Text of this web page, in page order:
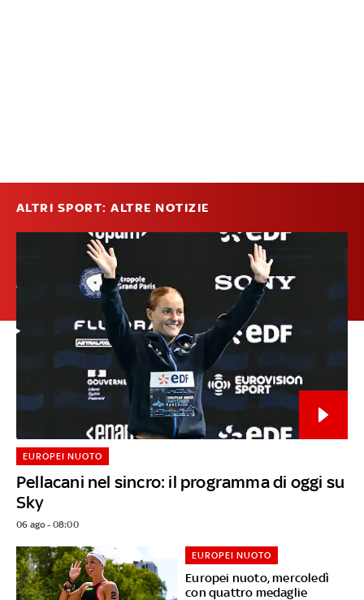
ALTRI SPORT: ALTRE NOTIZIE
Pellacani nel sincro: il programma di oggi su
Sky
EUROPEI NUOTO
06 ago - 08:00
Europei nuoto, mercoledì
con quattro medaglie
EUROPEI NUOTO